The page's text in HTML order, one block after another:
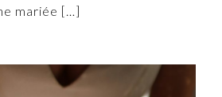
mariée […]